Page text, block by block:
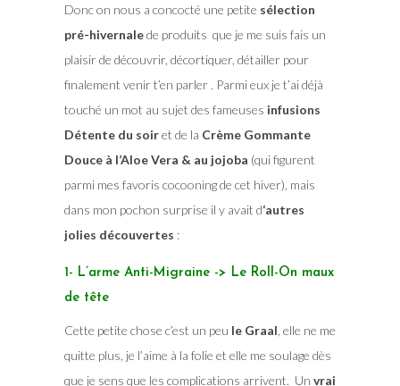
Donc on nous a concocté une petite sélection
pré-hivernalede produits que je me suis fais un
plaisir de découvrir, décortiquer, détailler pour
finalement venir t’en parler . Parmi eux je t’ai déjà
touché un mot au sujet des fameuses infusions
Détente du soiret de la Crème Gommante
Douce à l’Aloe Vera & au jojoba (qui figurent
parmi mes favoris cocooning de cet hiver), mais
dans mon pochon surprise il y avait d‘autres
jolies découvertes :
1- L’arme Anti-Migraine -> Le Roll-On maux
de tête
Cette petite chose c’est un peu le Graal , elle ne me
quitte plus, je l’aime à la folie et elle me soulage dès
que je sens que les complications arrivent. Un vrai